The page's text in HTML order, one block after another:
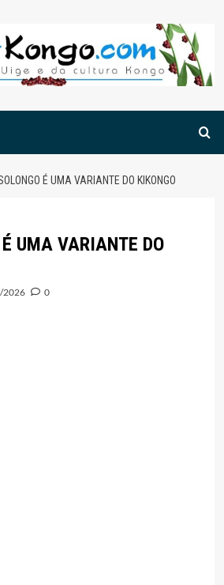
É UMA VARIANTE DO KIKONGO
UMA VARIANTE DO
2026 0